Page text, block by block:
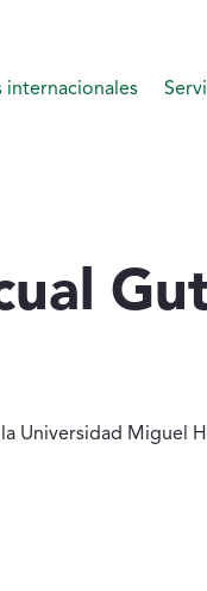
internacionales
Universidad Miguel